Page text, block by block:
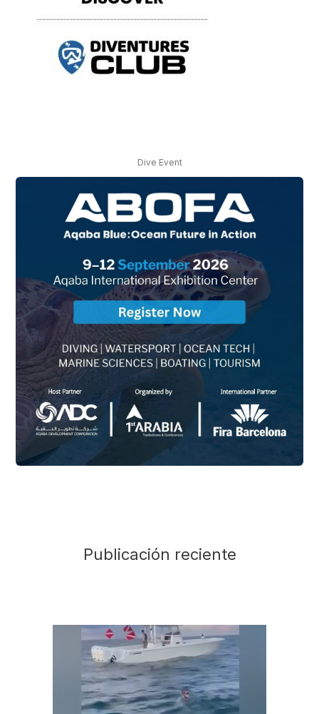
Dive Event
Publicación reciente